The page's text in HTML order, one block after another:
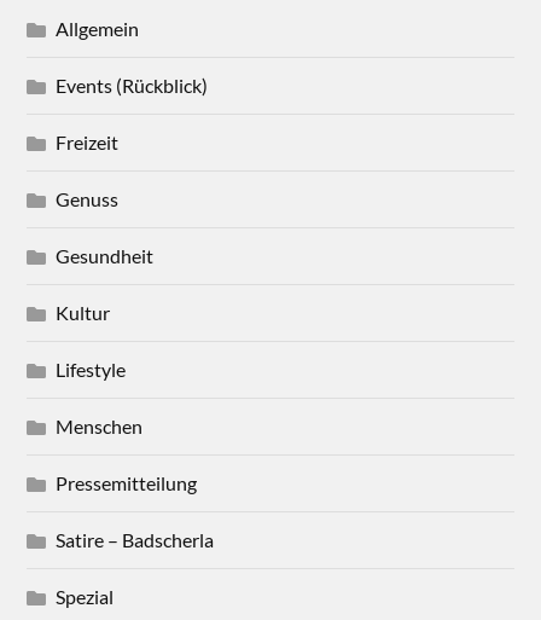
Allgemein
Events (Rückblick)
Freizeit
Genuss
Gesundheit
Kultur
Lifestyle
Menschen
Pressemitteilung
Satire – Badscherla
Spezial